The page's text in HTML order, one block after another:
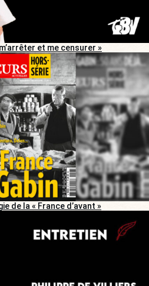
et me censurer »
de la « France d’avant »